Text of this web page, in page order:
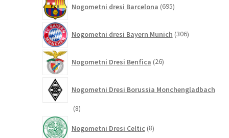
Nogometni dresi Barcelona 695izdelkov
Nogometni dresi Bayern Munich 306izdelkov
Nogometni Dresi Benfica 26izdelkov
Nogometni Dresi Borussia Monchengladbach
88
Nogometni Dresi Celtic 8izdelkov